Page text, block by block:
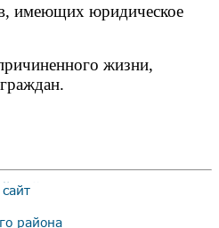
имеющих юридическое
жизни,